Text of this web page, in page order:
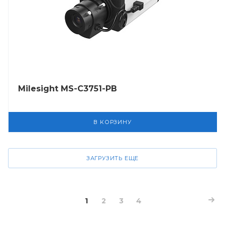
Milesight MS-C3751-PB
В КОРЗИНУ
ЗАГРУЗИТЬ ЕЩЕ
1 2 3 4